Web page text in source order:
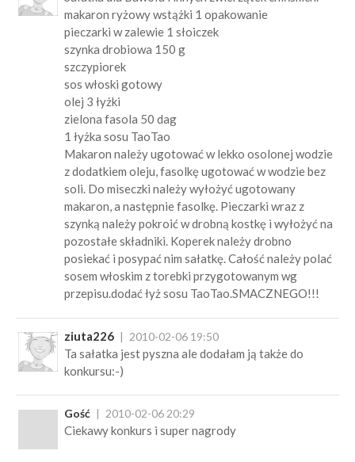
makaron ryżowy wstążki 1 opakowanie
pieczarki w zalewie 1 słoiczek
szynka drobiowa 150 g
szczypiorek
sos włoski gotowy
olej 3 łyżki
zielona fasola 50 dag
1 łyżka sosu TaoTao
Makaron należy ugotować w lekko osolonej wodzie
z dodatkiem oleju, fasolkę ugotować w wodzie bez
soli. Do miseczki należy wyłożyć ugotowany
makaron, a następnie fasolkę. Pieczarki wraz z
szynką należy pokroić w drobną kostkę i wyłożyć na
pozostałe składniki. Koperek należy drobno
posiekać i posypać nim sałatkę. Całość należy polać
sosem włoskim z torebki przygotowanym wg
przepisu.dodać łyż sosu TaoTao.SMACZNEGO!!!
ziuta226 2010-02-06 19:50
Ta sałatka jest pyszna ale dodałam ją także do
konkursu:-)
Gość 2010-02-06 20:29
Ciekawy konkurs i super nagrody